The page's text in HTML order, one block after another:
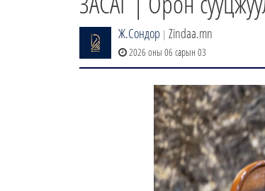
Ж.Сондор | Zindaa.mn
2026 оны 06 сарын 03